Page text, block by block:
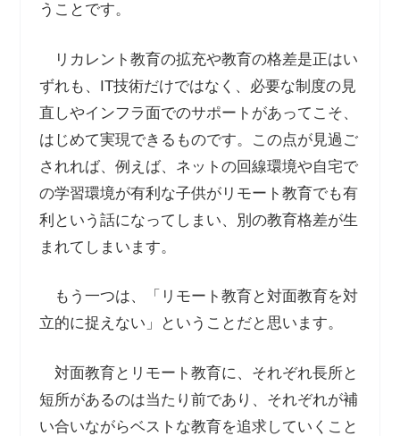
うことです。
リカレント教育の拡充や教育の格差是正はい
ずれも、IT技術だけではなく、必要な制度の見
直しやインフラ面でのサポートがあってこそ、
はじめて実現できるものです。この点が見過ご
されれば、例えば、ネットの回線環境や自宅で
の学習環境が有利な子供がリモート教育でも有
利という話になってしまい、別の教育格差が生
まれてしまいます。
もう一つは、「リモート教育と対面教育を対
立的に捉えない」ということだと思います。
対面教育とリモート教育に、それぞれ長所と
短所があるのは当たり前であり、それぞれが補
い合いながらベストな教育を追求していくこと